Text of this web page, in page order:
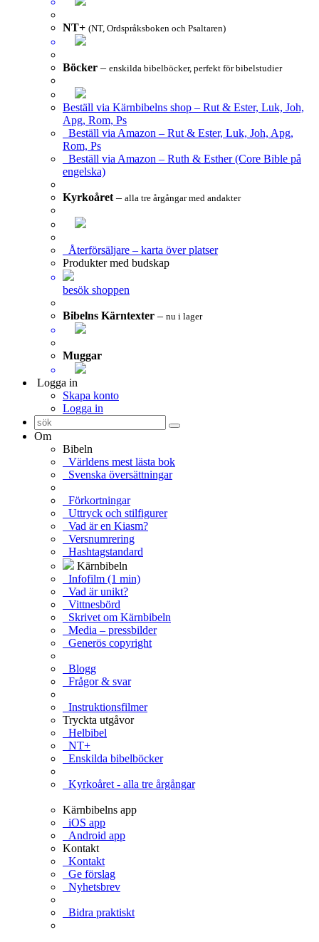
NT+ (NT, Ordspråksboken och Psaltaren)
Böcker – enskilda bibelböcker, perfekt för bibelstudier
Beställ via Kärnbibelns shop – Rut & Ester, Luk, Joh,
Apg, Rom, Ps
Beställ via Amazon – Rut & Ester, Luk, Joh, Apg,
Rom, Ps
Beställ via Amazon – Ruth & Esther (Core Bible på
engelska)
Kyrkoåret – alla tre årgångar med andakter
Återförsäljare – karta över platser
Produkter med budskap
besök shoppen
Bibelns Kärntexter – nu i lager
Muggar
Logga in
Skapa konto
Logga in
Om
Bibeln
Världens mest lästa bok
Svenska översättningar
Förkortningar
Uttryck och stilfigurer
Vad är en Kiasm?
Versnumrering
Hashtagstandard
Kärnbibeln
Infofilm (1 min)
Vad är unikt?
Vittnesbörd
Skrivet om Kärnbibeln
Media – pressbilder
Generös copyright
Blogg
Frågor & svar
Instruktionsfilmer
Tryckta utgåvor
Helbibel
NT+
Enskilda bibelböcker
Kyrkoåret - alla tre årgångar
Kärnbibelns app
iOS app
Android app
Kontakt
Kontakt
Ge förslag
Nyhetsbrev
Bidra praktiskt